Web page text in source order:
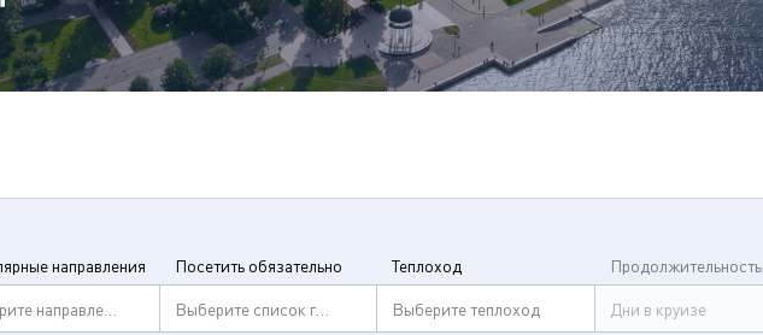
направления
направление
Посетить обязательно
Выберите список городов
Теплоход
Выберите теплоход
Продолжительность
Дни в круизе